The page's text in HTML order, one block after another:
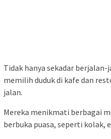
Tidak hanya sekadar berjalan-
memilih duduk di kafe dan
jalan.
Mereka menikmati berbagai
berbuka puasa, seperti kolak,